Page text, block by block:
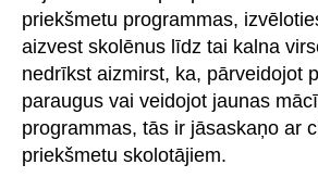
priekšmetu programmas,
aizvest skolēnus līdz tai kalna
nedrīkst aizmirst, ka, pārveidojot
paraugus vai veidojot jaunas
programmas, tās ir jāsaskaņo ar
priekšmetu skolotājiem.